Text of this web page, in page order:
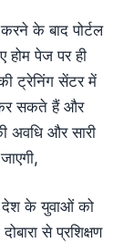
के बाद पोर्टल
होम पेज पर ही
ट्रेनिंग सेंटर में
कर सकते हैं और
अवधि और सारी
देश के युवाओं को
से प्रशिक्षण